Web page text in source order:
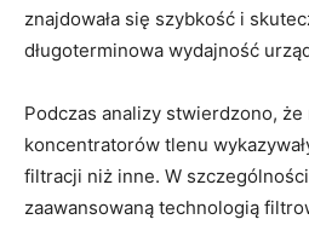
znajdowała się szybkość i
długoterminowa wydajność
Podczas analizy stwierdzono,
koncentratorów tlenu
filtracji niż inne. W
zaawansowaną technologią